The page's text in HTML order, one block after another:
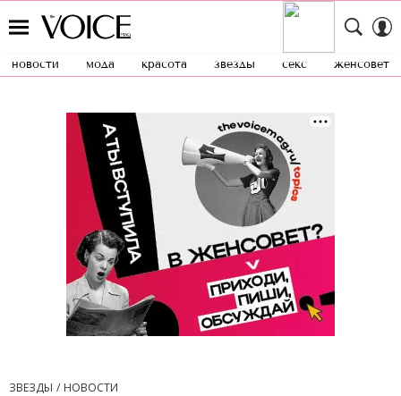
новости мода красота звезды секс женсовет
ЗВЕЗДЫ
НОВОСТИ